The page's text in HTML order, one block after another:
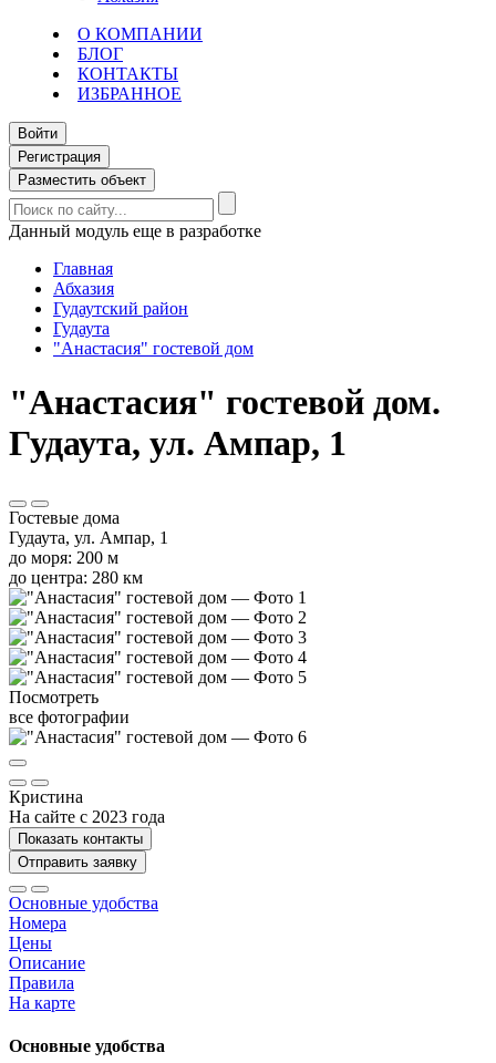
О КОМПАНИИ
БЛОГ
КОНТАКТЫ
ИЗБРАННОЕ
Войти
Регистрация
Разместить объект
Данный модуль еще в разработке
Главная
Абхазия
Гудаутский район
Гудаута
"Анастасия" гостевой дом
"Анастасия" гостевой дом.
Гудаута, ул. Ампар, 1
Гостевые дома
Гудаута, ул. Ампар, 1
до моря: 200 м
до центра: 280 км
Посмотреть
все фотографии
Кристина
На сайте с 2023 года
Показать контакты
Отправить заявку
Основные удобства
Номера
Цены
Описание
Правила
На карте
Основные удобства